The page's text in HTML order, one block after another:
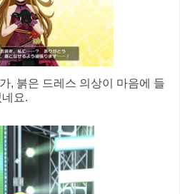
, 붉은 드레스 의상이 마음에 들
요.